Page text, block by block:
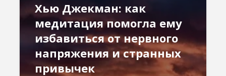
Хью Джекман: как
медитация помогла ему
избавиться от нервного
напряжения и странных
привычек